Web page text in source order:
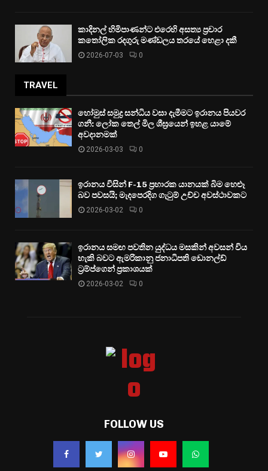
කාදිනල් හිමිපාණන්ට එරෙහි අසත්‍ය ප්‍රචාර
කතෝලික රදගුරු මණ්ඩලය තරයේ හෙළා දකී
2026-07-03 0
TRAVEL
හෝමුස් සමුද්‍ර සන්ධිය වසා දැමීමට ඉරානය පියවර
ගනී: ලෝක තෙල් මිල ශීඝ්‍රයෙන් ඉහළ යාමේ
අවදානමක්
2026-03-03 0
ඉරානය විසින් F-15 ප්‍රහාරක යානයක් බිම හෙළූ
බව පවසයි; මැදපෙරදිග ගැටුම් උච්ච අවස්ථාවකට
2026-03-02 0
ඉරානය සමඟ පවතින යුද්ධය මසකින් අවසන් විය
හැකි බවට ඇමරිකානු ජනාධිපති ඩොනල්ඩ්
ට්‍රම්ප්ගෙන් ප්‍රකාශයක්
2026-03-02 0
FOLLOW US